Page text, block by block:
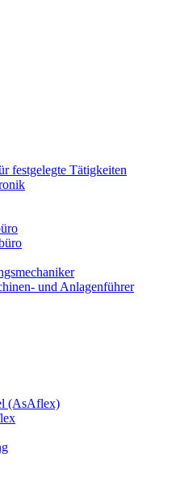
festgelegte Tätigkeiten
und Anlagenführer
(AsAflex)